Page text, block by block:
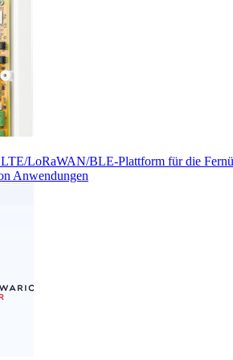
LTE/LoRaWAN/BLE-Plattform für die
Anwendungen